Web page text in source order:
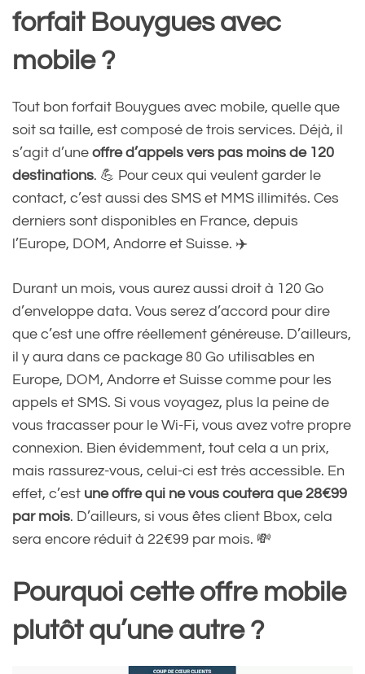
forfait Bouygues avec
mobile ?
Tout bon forfait Bouygues avec mobile, quelle que
soit sa taille, est composé de trois services. Déjà, il
s’agit d’une offre d’appels vers pas moins de 120
destinations. 💪 Pour ceux qui veulent garder le
contact, c’est aussi des SMS et MMS illimités. Ces
derniers sont disponibles en France, depuis
l’Europe, DOM, Andorre et Suisse. ✈️
Durant un mois, vous aurez aussi droit à 120 Go
d’enveloppe data. Vous serez d’accord pour dire
que c’est une offre réellement généreuse. D’ailleurs,
il y aura dans ce package 80 Go utilisables en
Europe, DOM, Andorre et Suisse comme pour les
appels et SMS. Si vous voyagez, plus la peine de
vous tracasser pour le Wi-Fi, vous avez votre propre
connexion. Bien évidemment, tout cela a un prix,
mais rassurez-vous, celui-ci est très accessible. En
effet, c’est une offre qui ne vous coutera que 28€99
par mois. D’ailleurs, si vous êtes client Bbox, cela
sera encore réduit à 22€99 par mois. 💸
Pourquoi cette offre mobile
plutôt qu’une autre ?